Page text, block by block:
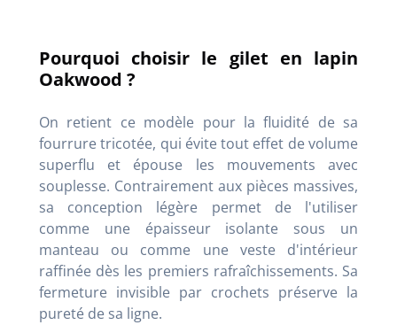
Pourquoi choisir le gilet en lapin
Oakwood ?
On retient ce modèle pour la fluidité de sa
fourrure tricotée, qui évite tout effet de volume
superflu et épouse les mouvements avec
souplesse. Contrairement aux pièces massives,
sa conception légère permet de l'utiliser
comme une épaisseur isolante sous un
manteau ou comme une veste d'intérieur
raffinée dès les premiers rafraîchissements. Sa
fermeture invisible par crochets préserve la
pureté de sa ligne.